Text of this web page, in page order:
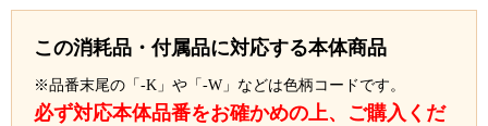
この消耗品・付属品に対応する本体商品
※品番末尾の「-K」や「-W」などは色柄コードです。
必ず対応本体品番をお確かめの上、ご購入くだ